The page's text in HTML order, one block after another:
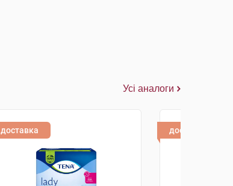
Усі аналоги
доставка доставка